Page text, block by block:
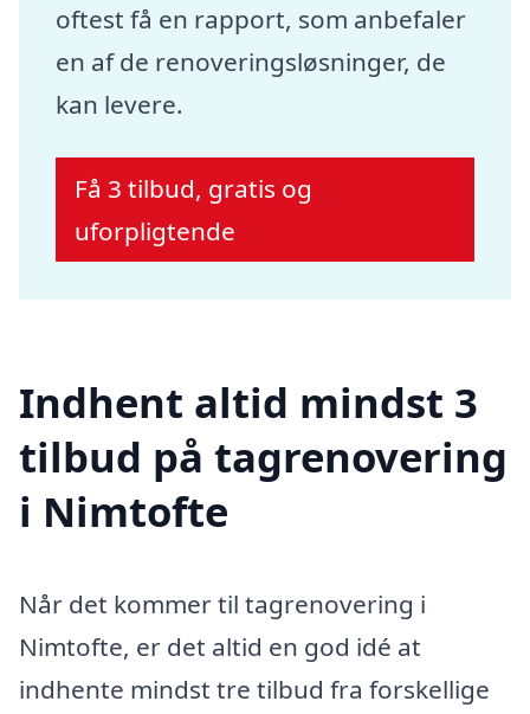
oftest få en rapport, som anbefaler
en af de renoveringsløsninger, de
kan levere.
Få 3 tilbud, gratis og
uforpligtende
Indhent altid mindst 3
tilbud på tagrenovering
i Nimtofte
Når det kommer til tagrenovering i
Nimtofte, er det altid en god idé at
indhente mindst tre tilbud fra forskellige